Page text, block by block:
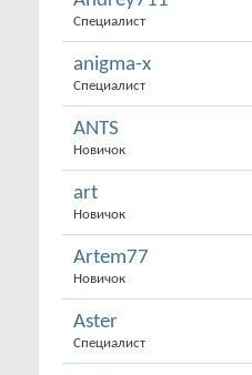
Специалист
anigma-x
Специалист
ANTS
Новичок
art
Новичок
Artem77
Новичок
Aster
Специалист